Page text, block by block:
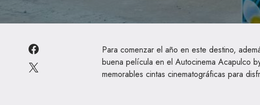
Para comenzar el año en este destino,
buena película en el Autocinema Acapulco
memorables cintas cinematográficas para